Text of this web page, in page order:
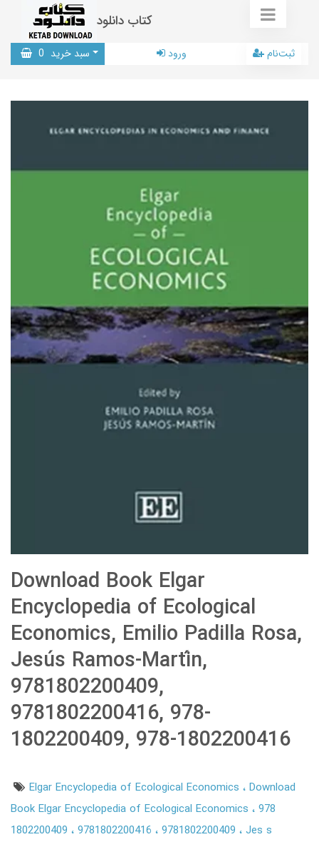
کتاب دانلود
سبد خرید 0 ورود ثبت‌نام
Download Book Elgar
Encyclopedia of Ecological
Economics, Emilio Padilla Rosa,
Jesús Ramos-Martín,
9781802200409,
9781802200416, 978-
1802200409, 978-1802200416
Elgar Encyclopedia of Ecological Economics Download
Book Elgar Encyclopedia of Ecological Economics
978
1802200409
9781802200416 9781802200409
Jes s